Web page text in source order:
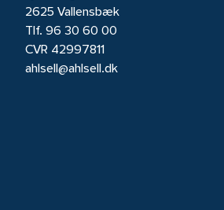
2625 Vallensbæk
Tlf. 96 30 60 00
CVR 42997811
ahlsell@ahlsell.dk